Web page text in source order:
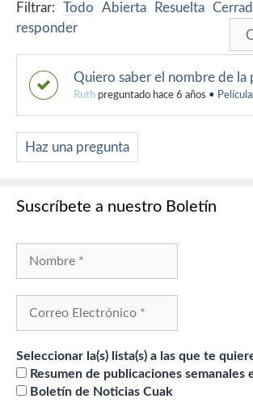
Filtrar: Todo Abierta Resuelta
responder
Quiero saber el nombre de la
Ruth preguntado hace 6 años •
Haz una pregunta
Suscríbete a nuestro Boletín
Seleccionar la(s) lista(s) a las que te
Resumen de publicaciones semanales
Boletín de Noticias Cuak